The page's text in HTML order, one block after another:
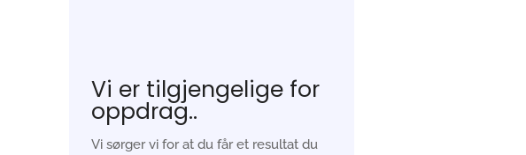
Vi er tilgjengelige for
oppdrag..
Vi sørger vi for at du får et resultat du